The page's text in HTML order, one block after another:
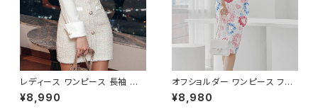
レディース ワンピース 長袖 シャ
ツワンピース ツイード切替 ミニ
ワンピース 上品 フォーマル ホ
¥8,990
オフショルダー ワンピース フラ
ワー柄 タイトワンピース ドレス
花柄ワンピ 春夏 エレガント 大
¥8,980